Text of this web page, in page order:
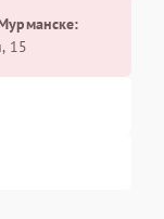
15